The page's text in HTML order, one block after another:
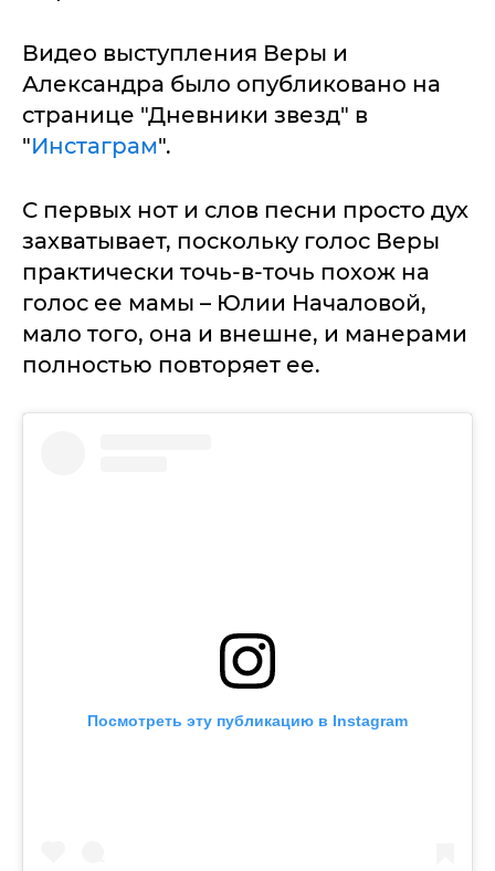
Видео выступления Веры и
Александра было опубликовано на
странице "Дневники звезд" в
"Инстаграм".
С первых нот и слов песни просто дух
захватывает, поскольку голос Веры
практически точь-в-точь похож на
голос ее мамы – Юлии Началовой,
мало того, она и внешне, и манерами
полностью повторяет ее.
Посмотреть эту публикацию в Instagram